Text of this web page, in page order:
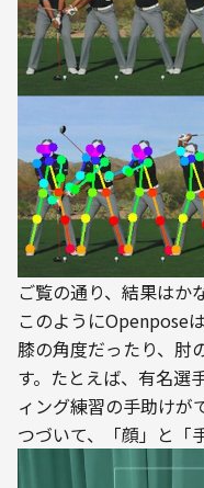
ご覧の通り、結果はか
このようにOpenpose
膝の角度だったり、肘
す。たとえば、有名選
ィング練習の手助けが
つづいて、「顔」と「